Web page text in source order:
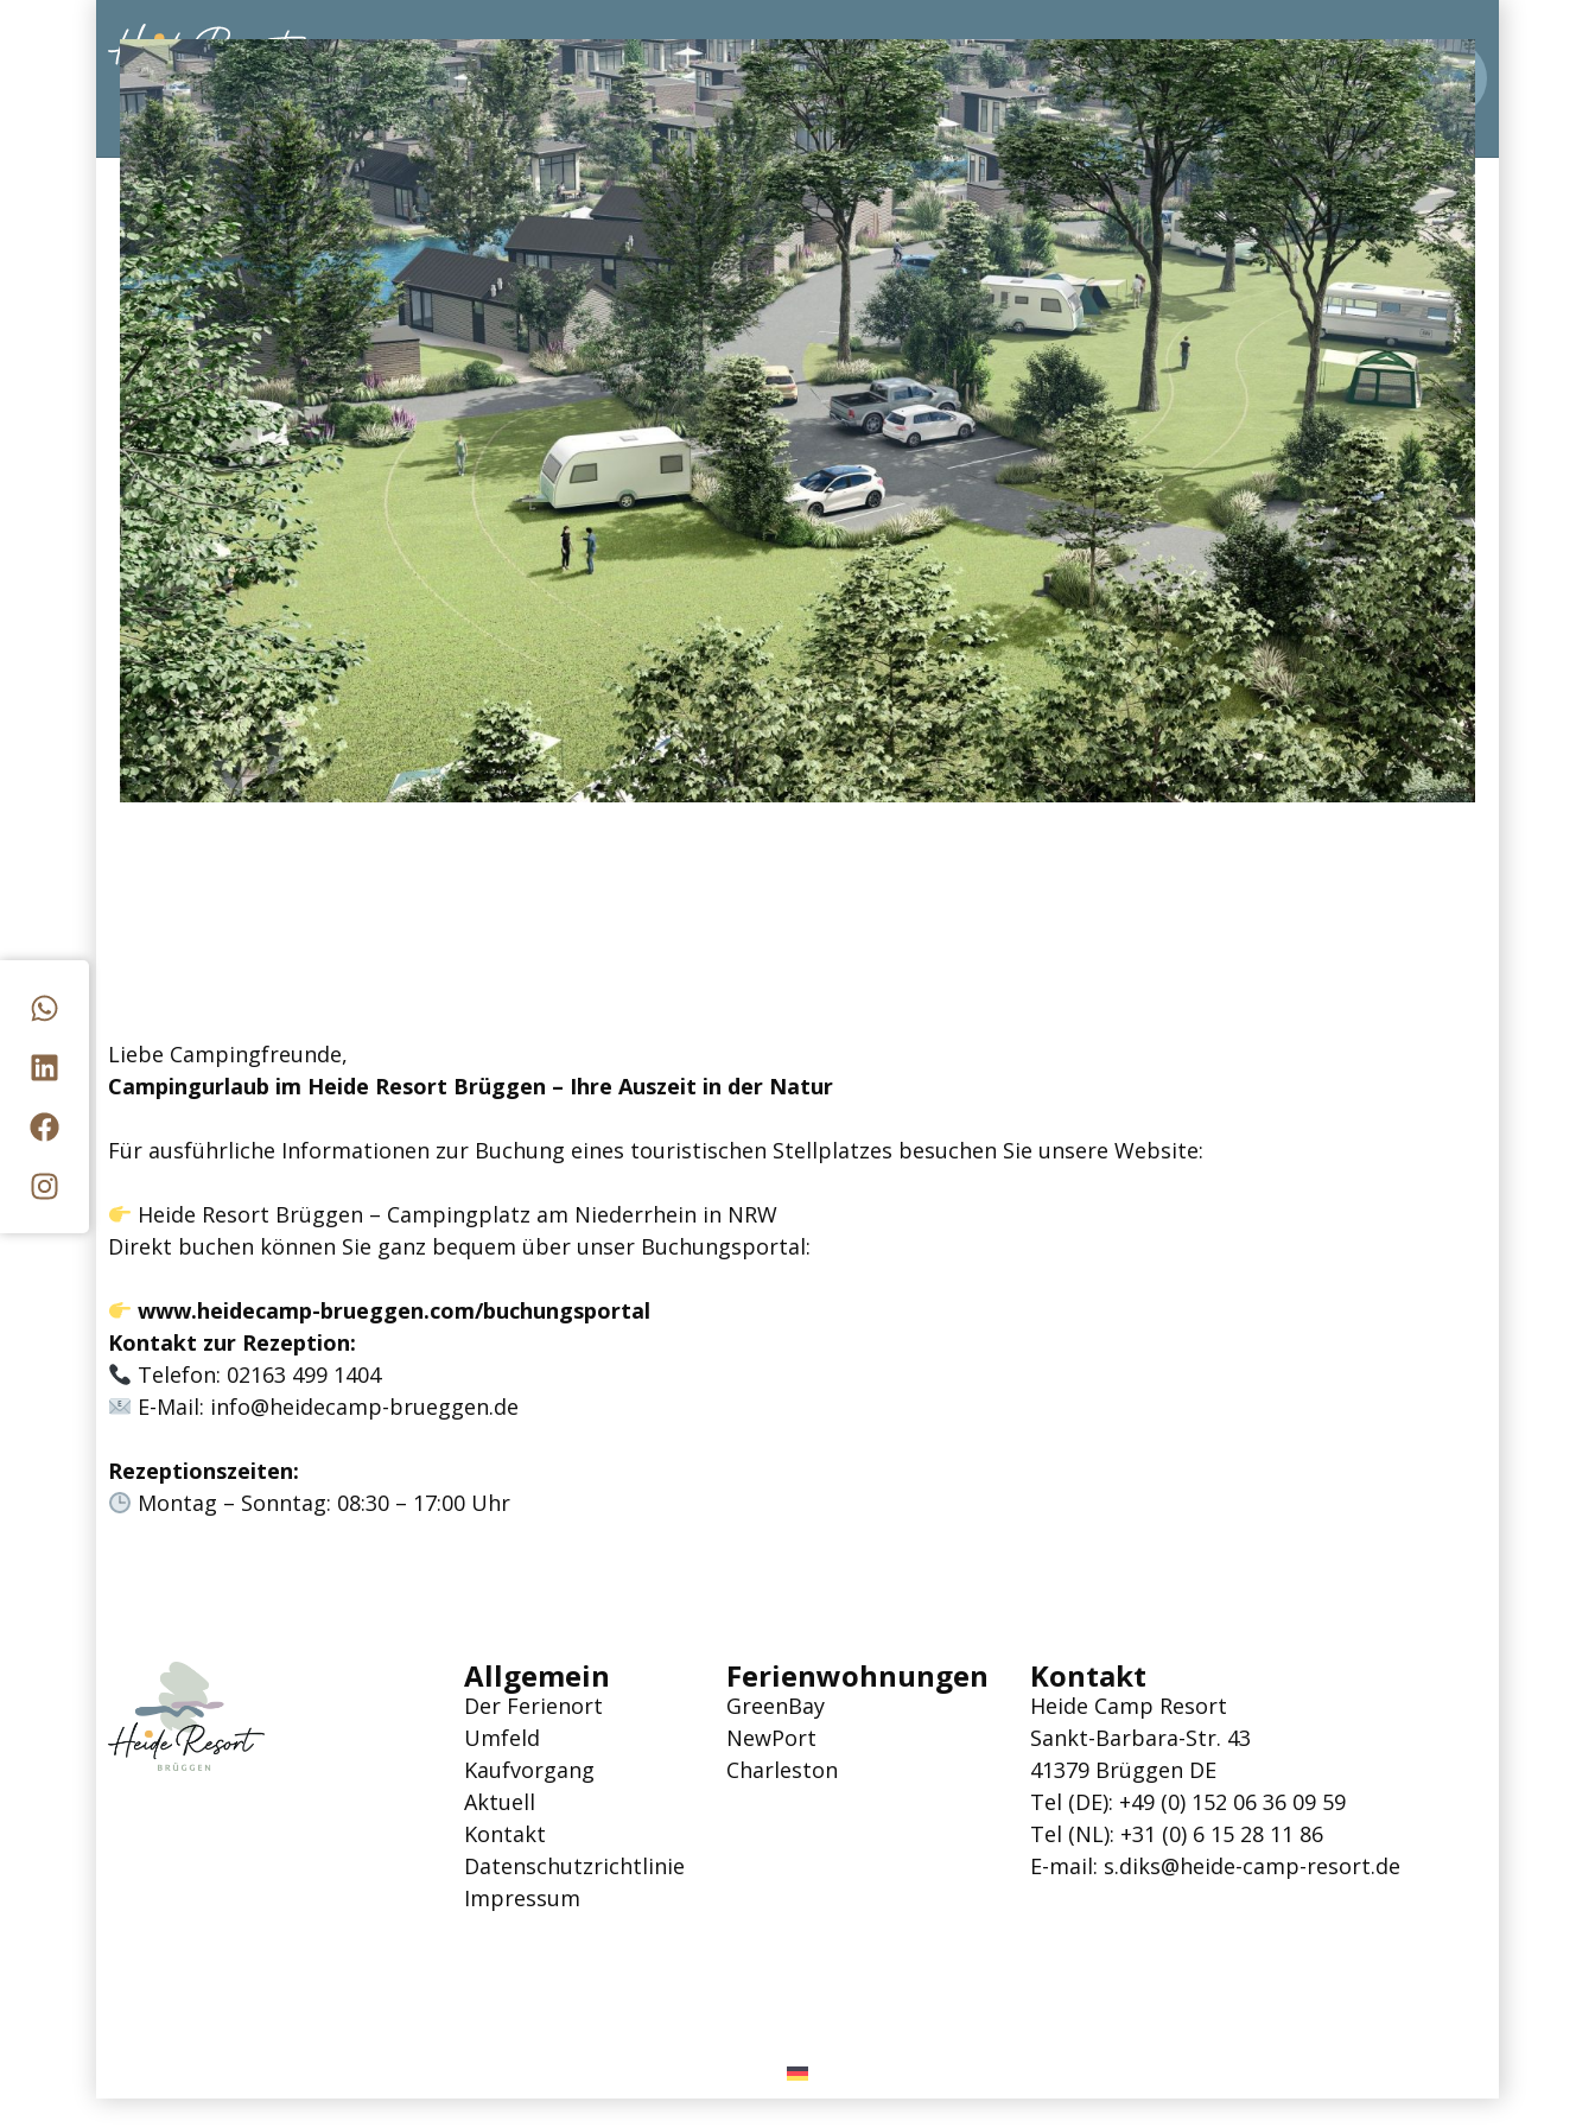
Ferienwohnungen Der Ferienort Die Umgebung
Erleben & Genießen
Der Kaufprozess
Camping/ vermietung Aktuell Kontakt
Unser
Angebot
Liebe Campingfreunde,
Campingurlaub im Heide Resort Brüggen – Ihre Auszeit in der Natur
Für ausführliche Informationen zur Buchung eines touristischen Stellplatzes besuchen Sie unsere Website:
Heide Resort Brüggen – Campingplatz am Niederrhein in NRW
Direkt buchen können Sie ganz bequem über unser Buchungsportal:
www.heidecamp-brueggen.com/buchungsportal
Kontakt zur Rezeption:
Telefon: 02163 499 1404
E-Mail: info@heidecamp-brueggen.de
Rezeptionszeiten:
Montag – Sonntag: 08:30 – 17:00 Uhr
Allgemein
Der Ferienort
Umfeld
Kaufvorgang
Aktuell
Kontakt
Datenschutzrichtlinie
Impressum
Ferienwohnungen
GreenBay
NewPort
Charleston
Kontakt
Heide Camp Resort
Sankt-Barbara-Str. 43
41379 Brüggen DE
Tel (DE): +49 (0) 152 06 36 09 59
Tel (NL): +31 (0) 6 15 28 11 86
E-mail: s.diks@heide-camp-resort.de